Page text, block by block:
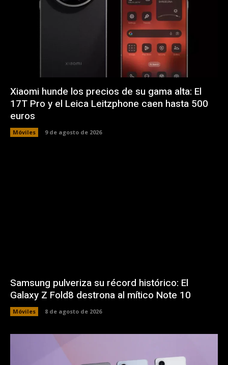
Xiaomi hunde los precios de su gama alta: El
17T Pro y el Leica Leitzphone caen hasta 500
euros
Móviles 9 de agosto de 2026
Samsung pulveriza su récord histórico: El
Galaxy Z Fold8 destrona al mítico Note 10
Móviles 8 de agosto de 2026